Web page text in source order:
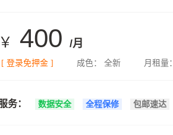
￥ 400 /月
[ 登录免押金 ] 成色： 全新 月租量
务： 数据安全 全程保修 包邮速达